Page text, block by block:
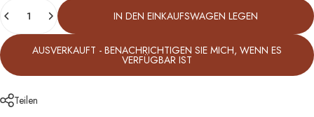
IN DEN EINKAUFSWAGEN LEGEN
AUSVERKAUFT - BENACHRICHTIGEN SIE MICH, WENN ES
VERFÜGBAR IST
Teilen